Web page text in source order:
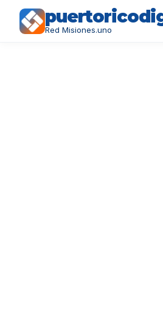
Red Misiones.uno